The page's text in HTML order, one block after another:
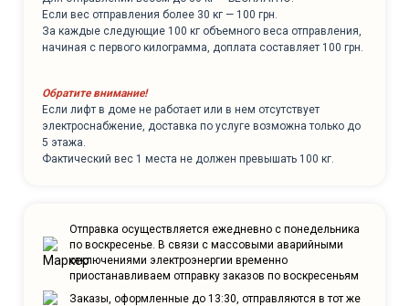
Если вес отправления более 30 кг — 100 грн.
За каждые следующие 100 кг объемного веса отправления,
начиная с первого килограмма, доплата составляет 100 грн.
Обратите внимание!
Если лифт в доме не работает или в нем отсутствует
электроснабжение, доставка по услуге возможна только до
5 этажа.
Фактический вес 1 места не должен превышать 100 кг.
Отправка осуществляется ежедневно с понедельника
по воскресенье. В связи с массовыми аварийными
отключениями электроэнергии временно
приостанавливаем отправку заказов по воскресеньям
Заказы, оформленные до 13:30, отправляются в тот же